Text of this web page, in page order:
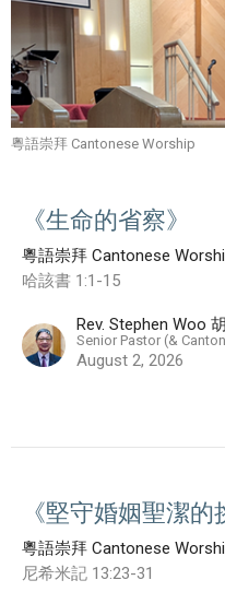
粵語崇拜 Cantonese Worship
《生命的省察》
粵語崇拜 Cantonese
哈該書 1:1-15
Rev. Stephen Woo
Senior Pastor (&
August 2, 2026
《堅守婚姻聖潔的
粵語崇拜 Cantonese
尼希米記 13:23-31